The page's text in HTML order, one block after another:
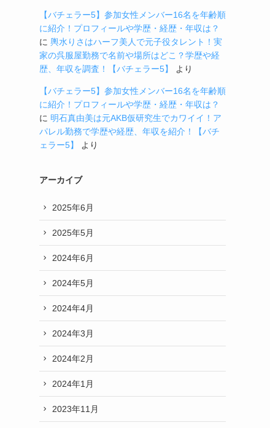
【バチェラー5】参加女性メンバー16名を年齢順
に紹介！プロフィールや学歴・経歴・年収は？
に 輿水りさはハーフ美人で元子役タレント！実
家の呉服屋勤務で名前や場所はどこ？学歴や経
歴、年収を調査！【バチェラー5】
より
【バチェラー5】参加女性メンバー16名を年齢順
に紹介！プロフィールや学歴・経歴・年収は？
に 明石真由美は元AKB仮研究生でカワイイ！ア
パレル勤務で学歴や経歴、年収を紹介！【バチ
ェラー5】
より
アーカイブ
2025年6月
2025年5月
2024年6月
2024年5月
2024年4月
2024年3月
2024年2月
2024年1月
2023年11月